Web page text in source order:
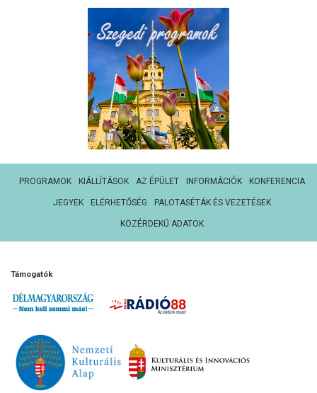
PROGRAMOK KIÁLLÍTÁSOK AZ ÉPÜLET INFORMÁCIÓK KONFERENCIA
JEGYEK ELÉRHETŐSÉG PALOTASÉTÁK ÉS VEZETÉSEK
KÖZÉRDEKŰ ADATOK
Támogatók